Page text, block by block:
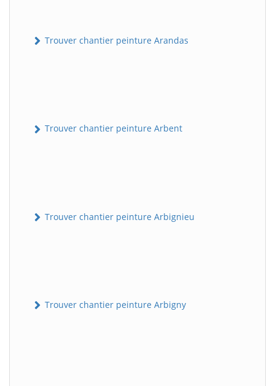
Trouver chantier peinture Arandas
Trouver chantier peinture Arbent
Trouver chantier peinture Arbignieu
Trouver chantier peinture Arbigny